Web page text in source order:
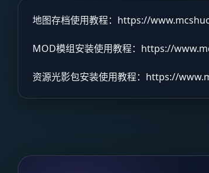
地图存档使用教程： https://
MOD模组安装使用教程： https://
资源光影包安装使用教程： https://